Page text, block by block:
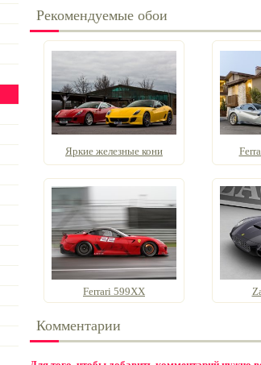
Рекомендуемые обои
Яркие железные кони
Ferrari 599XX
Комментарии